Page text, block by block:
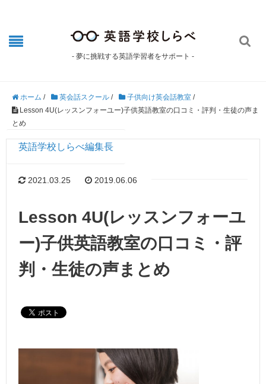
- 夢に挑戦する英語学習者をサポート -

ホーム / 英会話スクール / 子供向け英会話教室 /
Lesson 4U(レッスンフォーユー)子供英語教室の口コミ・評判・生徒の声ま
とめ
英語学校しらべ編集長
2021.03.25 2019.06.06
Lesson 4U(レッスンフォーユ
ー)子供英語教室の口コミ・評
判・生徒の声まとめ